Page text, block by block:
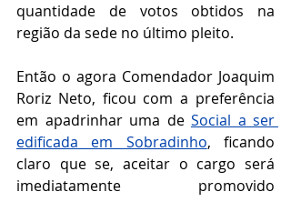
quantidade de votos obtidos na
região da sede no último pleito.
Então o agora Comendador Joaquim
Roriz Neto, ficou com a preferência
em apadrinhar uma de Social a ser
edificada em Sobradinho, ficando
claro que se, aceitar o cargo será
imediatamente promovido